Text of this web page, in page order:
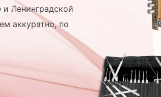
Ленинградской
аккуратно, по